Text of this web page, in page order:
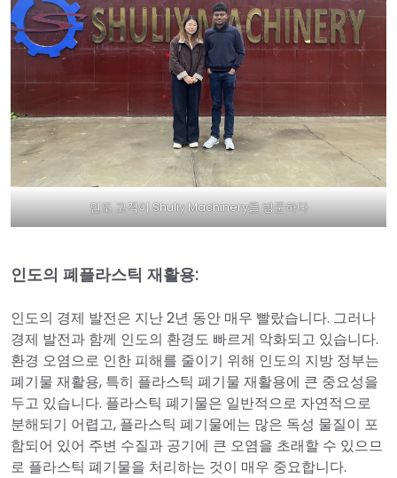
인도 고객이 Shuliy Machinery를 방문하다
인도의 폐플라스틱 재활용:
인도의 경제 발전은 지난 2년 동안 매우 빨랐습니다. 그러나
경제 발전과 함께 인도의 환경도 빠르게 악화되고 있습니다.
환경 오염으로 인한 피해를 줄이기 위해 인도의 지방 정부는
폐기물 재활용, 특히 플라스틱 폐기물 재활용에 큰 중요성을
두고 있습니다. 플라스틱 폐기물은 일반적으로 자연적으로
분해되기 어렵고, 플라스틱 폐기물에는 많은 독성 물질이 포
함되어 있어 주변 수질과 공기에 큰 오염을 초래할 수 있으므
로 플라스틱 폐기물을 처리하는 것이 매우 중요합니다.